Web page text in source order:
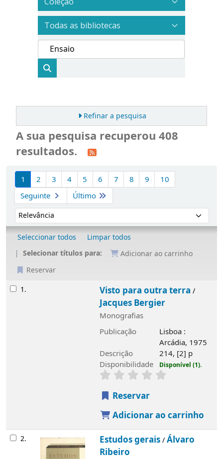
Refinar a pesquisa
A sua pesquisa recuperou 408
resultados.
Ordenar
1 2 3 4 5 6 7 8 9
10
Seguinte
Último
Ordenar por:
Seleccionar todos
Limpar todos
Selecionar títulos para:
Adicionar ao carrinho
Reservar
Resultados
1. Visto para outra terra /
Jacques Bergier
Monografias
Publicação
Lisboa :
Arcádia, 1975
Descrição
214, [2] p
Disponibilidade
Disponível (1).
Reservar
Adicionar ao carrinho
2. Estudos gerais/Álvaro
Ribeiro